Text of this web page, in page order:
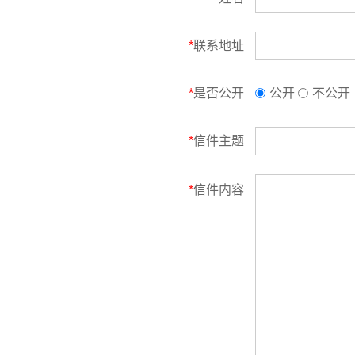
*联系地址
*是否公开 公开 不公开
*信件主题
*信件内容